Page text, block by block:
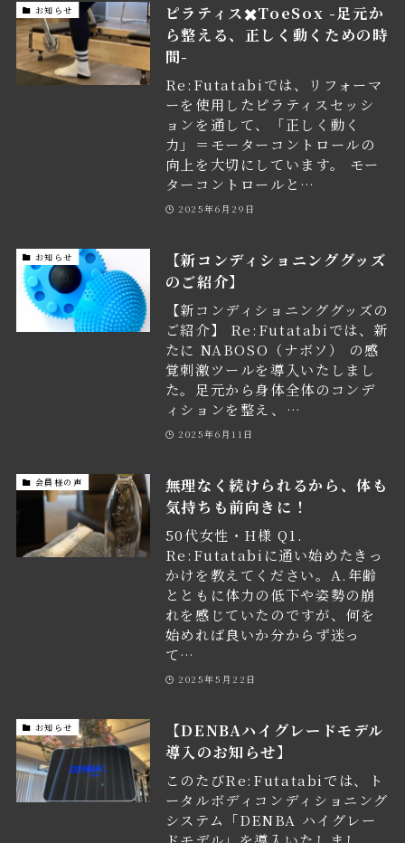
お知らせ
ピラティス✖️ToeSox -足元か
ら整える、正しく動くための時
間-
Re:Futatabiでは、リフォーマ
ーを使用したピラティスセッシ
ョンを通して、「正しく動く
力」＝モーターコントロールの
向上を大切にしています。 モー
ターコントロールと…
2025年6月29日
お知らせ
【新コンディショニンググッズ
のご紹介】
【新コンディショニンググッズの
ご紹介】 Re:Futatabiでは、新
たに NABOSO（ナボソ） の感
覚刺激ツールを導入いたしまし
た。足元から身体全体のコンデ
ィションを整え、…
2025年6月11日
会員様の声
無理なく続けられるから、体も
気持ちも前向きに！
50代女性・H様 Q1.
Re:Futatabiに通い始めたきっ
かけを教えてください。A.年齢
とともに体力の低下や姿勢の崩
れを感じていたのですが、何を
始めれば良いか分からず迷っ
て…
2025年5月22日
お知らせ
【DENBAハイグレードモデル
導入のお知らせ】
このたびRe:Futatabiでは、ト
ータルボディコンディショニング
システム「DENBA ハイグレー